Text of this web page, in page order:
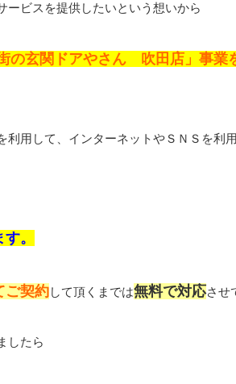
ービスを提供したいという想いから
街の玄関ドアやさん 吹田店」事業
利用して、インターネットやＳＮＳを利
。
ご契約して頂くまでは無料で対応させ
したら